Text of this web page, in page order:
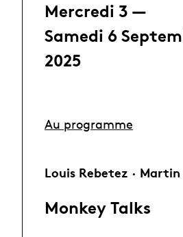
Mercredi 3 —
Samedi 6
2025
Au programme
Louis Rebetez ·
Monkey Talks